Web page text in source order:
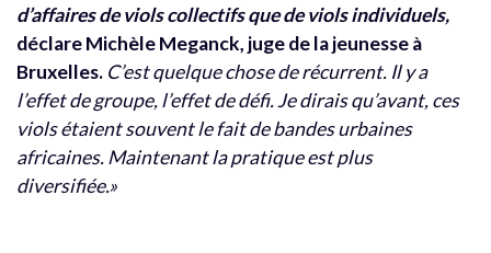
d’affaires de viols collectifs que de viols individuels,
déclare Michèle Meganck, juge de la jeunesse à
Bruxelles. C’est quelque chose de récurrent. Il y a
l’effet de groupe, l’effet de défi. Je dirais qu’avant, ces
viols étaient souvent le fait de bandes urbaines
africaines. Maintenant la pratique est plus
diversifiée.»